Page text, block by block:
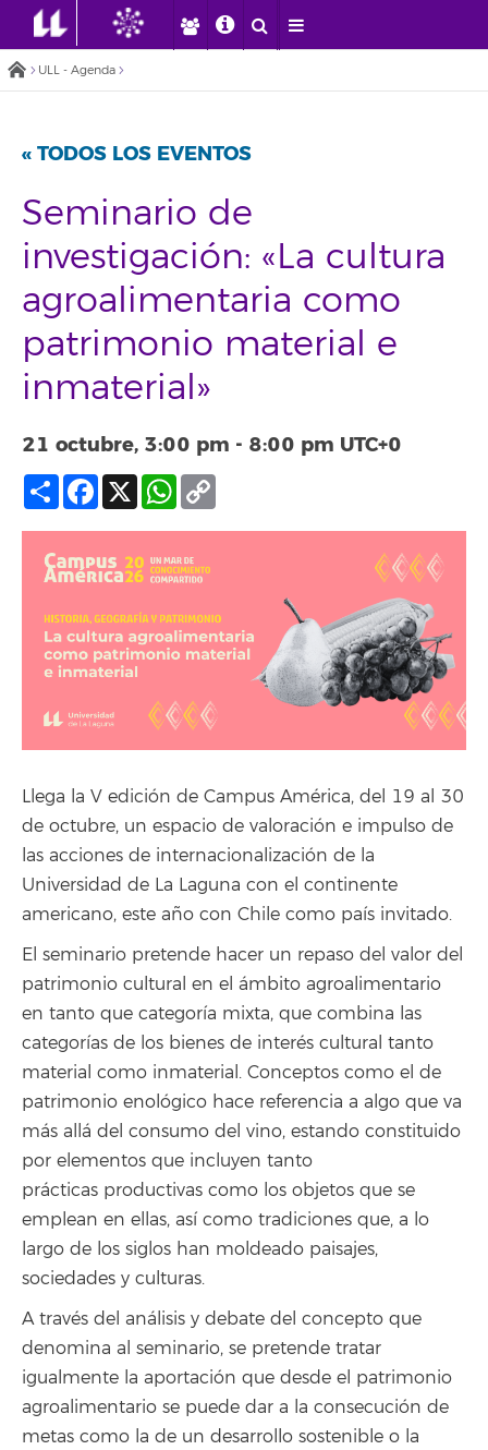
ULL - Agenda
« TODOS LOS EVENTOS
Seminario de
investigación: «La cultura
agroalimentaria como
patrimonio material e
inmaterial»
21 octubre, 3:00 pm - 8:00 pm UTC+0
Compartir
Facebook
X WhatsApp
Llega la V edición de Campus América, del 19 al 30
de octubre, un espacio de valoración e impulso de
las acciones de internacionalización de la
Universidad de La Laguna con el continente
americano, este año con Chile como país invitado.
El seminario pretende hacer un repaso del valor del
patrimonio cultural en el ámbito agroalimentario
en tanto que categoría mixta, que combina las
categorías de los bienes de interés cultural tanto
material como inmaterial. Conceptos como el de
patrimonio enológico hace referencia a algo que va
más allá del consumo del vino, estando constituido
por elementos que incluyen tanto
prácticas productivas como los objetos que se
emplean en ellas, así como tradiciones que, a lo
largo de los siglos han moldeado paisajes,
sociedades y culturas.
A través del análisis y debate del concepto que
denomina al seminario, se pretende tratar
igualmente la aportación que desde el patrimonio
agroalimentario se puede dar a la consecución de
metas como la de un desarrollo sostenible o la